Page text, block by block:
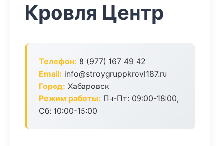
Кровля Центр
Телефон: 8 (977) 167 49 42
Email: info@stroygruppkrovl187.ru
Город: Хабаровск
Режим работы: Пн-Пт: 09:00-18:00,
Сб: 10:00-15:00